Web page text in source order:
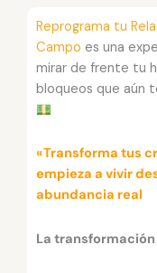
Campo
cantidad
Reprograma tu
Campo es una
mirar de frente tu
bloqueos que aún
«Transforma tus
empieza a vivir
abundancia real
La